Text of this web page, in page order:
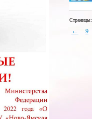
Страницы:
← 9